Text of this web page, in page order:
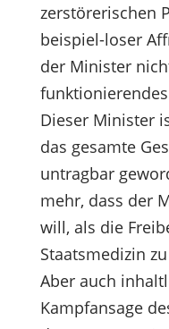
zerstörerischen
beispiel-loser
der Minister
Dieser Minister
das gesamte
untragbar
mehr, dass der
will, als die
Staatsmedizin
Aber auch
Kampfansage